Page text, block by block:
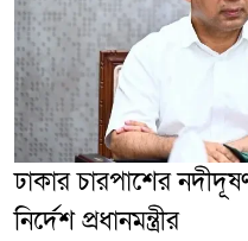
ঢাকার চারপাশের
নির্দেশ প্রধানমন্ত্রীর